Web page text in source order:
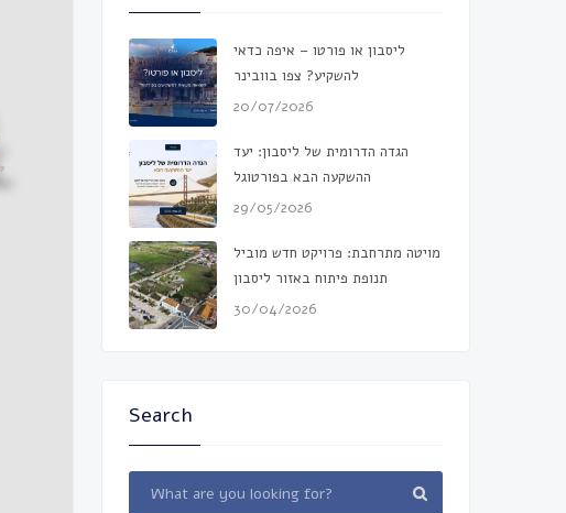
ליסבון או פורטו – איפה כדאי
להשקיע? צפו בוובינר
20/07/2026
הגדה הדרומית של ליסבון: יעד
ההשקעה הבא בפורטוגל
29/05/2026
מויטה מתרחבת: פרויקט חדש מוביל
תנופת פיתוח באזור ליסבון
30/04/2026
Search